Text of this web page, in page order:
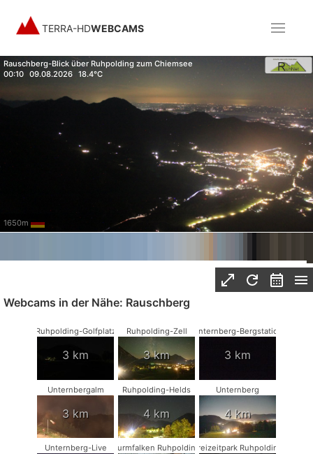
TERRA-HDWEBCAMS
Rauschberg-Blick über Ruhpolding zum Chiemsee
00:10 09.08.2026 18.4°C
1650m
Webcams in der Nähe: Rauschberg
Ruhpolding-Golfplatz
3 km
Ruhpolding-Zell
3 km
Unternberg-Bergstation
3 km
Unternbergalm
3 km
Ruhpolding-Helds
4 km
Unternberg
4 km
Unternberg-Live Turmfalken RuhpoldingFreizeitpark Ruhpolding